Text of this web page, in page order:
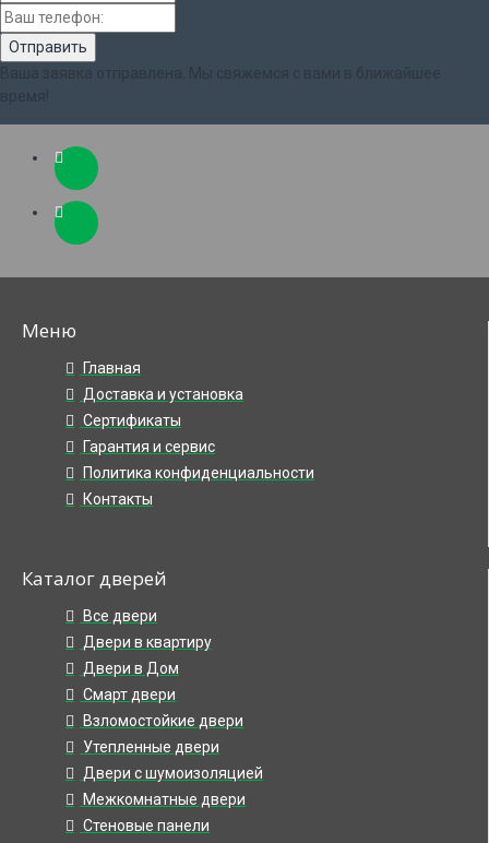
Меню
Главная
Доставка и установка
Сертификаты
Гарантия и сервис
Политика конфиденциальности
Контакты
Каталог дверей
Все двери
Двери в квартиру
Двери в Дом
Смарт двери
Взломостойкие двери
Утепленные двери
Двери с шумоизоляцией
Межкомнатные двери
Стеновые панели